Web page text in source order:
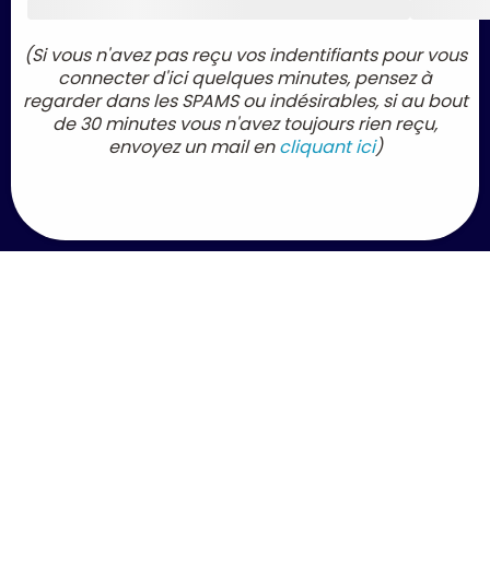
(Si vous n'avez pas reçu vos indentifiants pour vous
connecter d'ici quelques minutes, pensez à
regarder dans les SPAMS ou indésirables, si au bout
de 30 minutes vous n'avez toujours rien reçu,
envoyez un mail encliquant ici)